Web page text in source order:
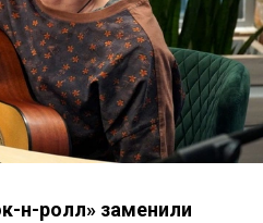
н-ролл» заменили